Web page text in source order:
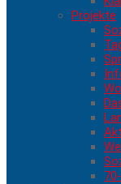
Projekte